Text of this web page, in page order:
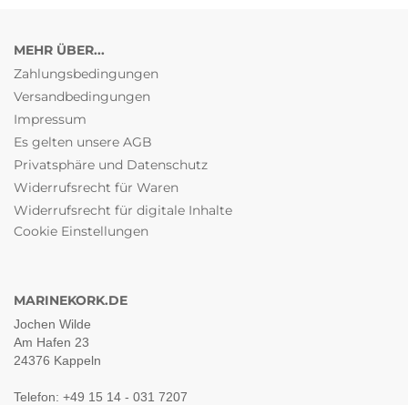
MEHR ÜBER...
Zahlungsbedingungen
Versandbedingungen
Impressum
Es gelten unsere AGB
Privatsphäre und Datenschutz
Widerrufsrecht für Waren
Widerrufsrecht für digitale Inhalte
Cookie Einstellungen
MARINEKORK.DE
Jochen Wilde
Am Hafen 23
24376 Kappeln
Telefon: +49 15 14 - 031 7207